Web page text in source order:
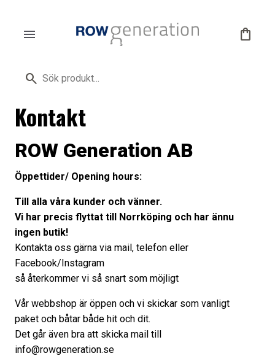
menu shopping_bag
search
Kontakt
ROW Generation AB
Öppettider/ Opening hours:
Till alla våra kunder och vänner.
Vi har precis flyttat till Norrköping och har ännu
ingen butik!
Kontakta oss gärna via mail, telefon eller
Facebook/Instagram
så återkommer vi så snart som möjligt
Vår webbshop är öppen och vi skickar som vanligt
paket och båtar både hit och dit.
Det går även bra att skicka mail till
info@rowgeneration.se